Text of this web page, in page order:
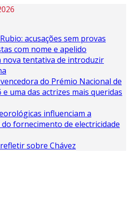
acusações sem provas
com nome e apelido
tentativa de introduzir
do Prémio Nacional de
e uma das actrizes mais queridas
influenciam a
fornecimento de electricidade
sobre Chávez